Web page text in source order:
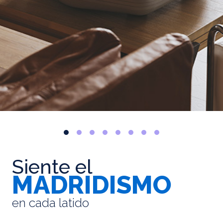
Siente el
MADRIDISMO
en cada latido